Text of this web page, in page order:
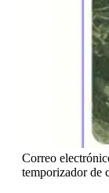
Correo
temporizador de